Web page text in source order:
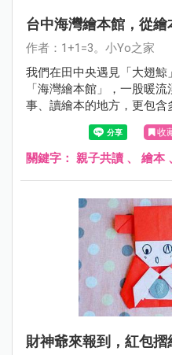
台中海灣繪本館，從繪
作者：1+1=3。小Yo之家
我們在田中央遇見「大翅
「海灣繪本館」，一股暖
事、讀繪本的地方，更包
座、公益活動，海灣繪本
不同角度的視野創造屬於自
收
關鍵字： 親子共讀 、 繪本
財神爺來報到，紅包摺